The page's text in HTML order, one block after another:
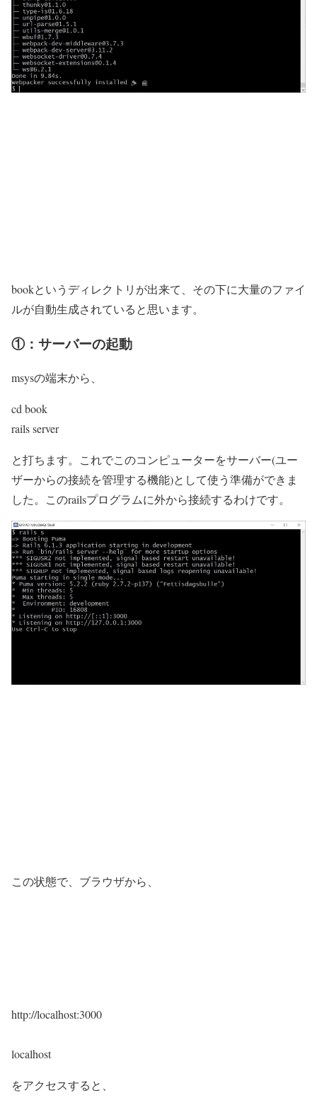
bookというディレクトリが出来て、その下に大量のファイ
ルが自動生成されていると思います。
①：サーバーの起動
msysの端末から、
cd book
rails server
と打ちます。これでこのコンピューターをサーバー(ユー
ザーからの接続を管理する機能)として使う準備ができま
した。このrailsプログラムに外から接続するわけです。
この状態で、ブラウザから、
http://localhost:3000
localhost
をアクセスすると、